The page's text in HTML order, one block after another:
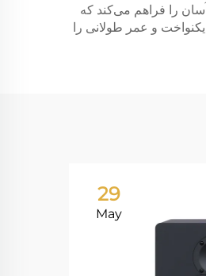
را فراهم می‌کند که
و عمر طولانی را
29
May